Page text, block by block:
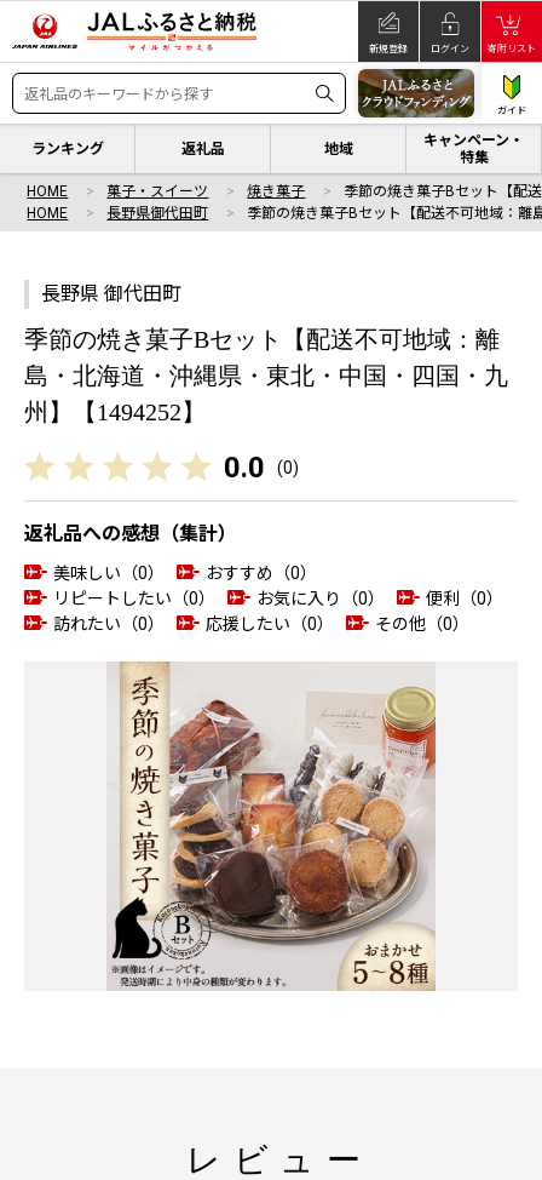
新規登録 ログイン 寄附リスト
ガイド
ランキング 返礼品 地域
キャンペーン・
特集
HOME 菓子・スイーツ 焼き菓子
季節の焼き菓子Bセット【配
HOME
長野県御代田町 季節の焼き菓子Bセット【配送不可地域：離
長野県 御代田町
季節の焼き菓子Bセット【配送不可地域：離
島・北海道・沖縄県・東北・中国・四国・九
州】【1494252】
0.0 (0)
返礼品への感想（集計）
美味しい（0）
おすすめ（0）
リピートしたい（0）
お気に入り（0）
便利（0）
訪れたい（0）
応援したい（0） その他（0）
レビュー